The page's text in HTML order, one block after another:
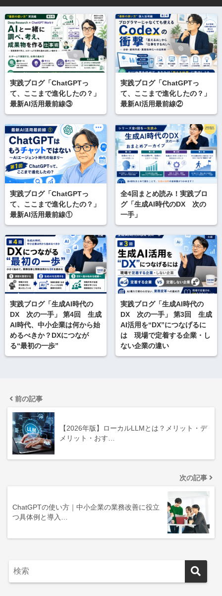
実践ブログ「ChatGPTっ
て、ここまで進化したの？」
最新AI活用最前線③
実践ブログ「ChatGPTっ
て、ここまで進化したの？」
最新AI活用最前線②
実践ブログ「ChatGPTっ
て、ここまで進化したの？」
最新AI活用最前線①
全4回まとめ読み！実践ブロ
グ「生成AI時代のDX 次の
一手」
実践ブログ「生成AI時代の
DX 次の一手」 第4回 生成
AI時代、中小企業は何から始
めるべきか？DXにつなが
る“最初の一歩”
実践ブログ「生成AI時代の
DX 次の一手」 第3回 生成
AI活用を“DX”につなげるに
は 現場で定着する企業・し
ない企業の違い
前の記事
【2026年版】ローカルLLMとは？メリット・デ
メリット・おす…
次の記事
ChatGPTの使い方｜中小企業の業務改善に役立
つ具体例と導入…